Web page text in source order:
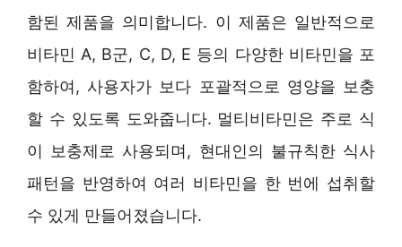
함된 제품을 의미합니다. 이 제품은 일반적으로
비타민 A, B군, C, D, E 등의 다양한 비타민을 포
함하여, 사용자가 보다 포괄적으로 영양을 보충
할 수 있도록 도와줍니다. 멀티비타민은 주로 식
이 보충제로 사용되며, 현대인의 불규칙한 식사
패턴을 반영하여 여러 비타민을 한 번에 섭취할
수 있게 만들어졌습니다.